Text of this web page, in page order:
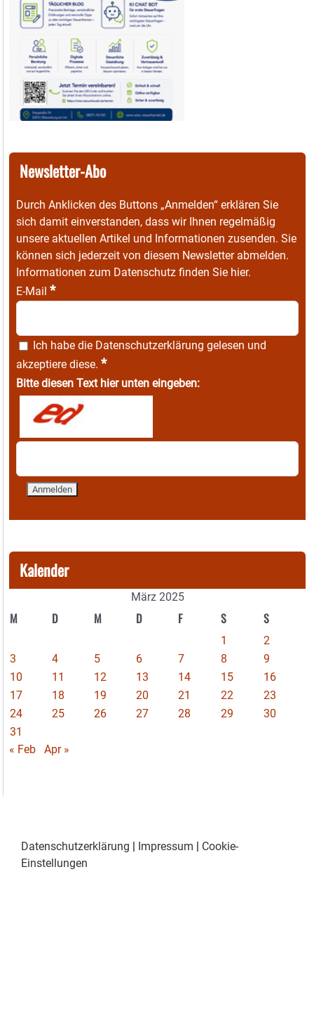
Newsletter-Abo
Durch Anklicken des Buttons „Anmelden“ erklären Sie
sich damit einverstanden, dass wir Ihnen regelmäßig
unsere aktuellen Artikel und Informationen zusenden. Sie
können sich jederzeit von diesem Newsletter abmelden.
Informationen zum Datenschutz finden Sie hier.
E-Mail *
Ich habe die Datenschutzerklärung gelesen und
akzeptiere diese. *
Bitte diesen Text hier unten eingeben:
Kalender
März 2025
M D M D F S S
1
2
3
4 5 6 7 8
9
10
11 12 13 14 15
16
17
18 19 20 21 22
23
24
25 26 27 28 29
30
31
« Feb
Apr »
Datenschutzerklärung | Impressum | Cookie-
Einstellungen